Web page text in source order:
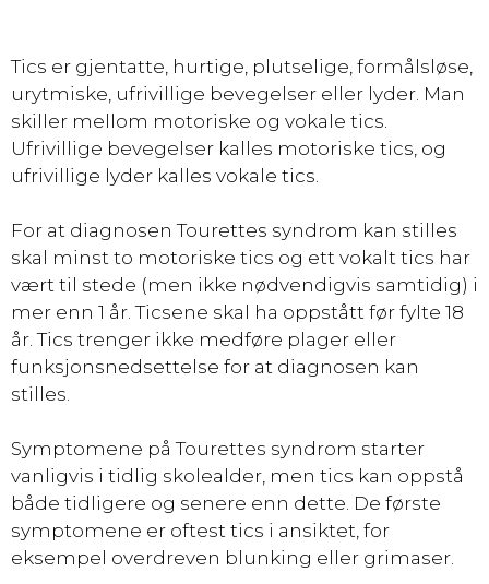
Tics er gjentatte, hurtige, plutselige, formålsløse,
urytmiske, ufrivillige bevegelser eller lyder. Man
skiller mellom motoriske og vokale tics.
Ufrivillige bevegelser kalles motoriske tics, og
ufrivillige lyder kalles vokale tics.
For at diagnosen Tourettes syndrom kan stilles
skal minst to motoriske tics og ett vokalt tics har
vært til stede (men ikke nødvendigvis samtidig) i
mer enn 1 år. Ticsene skal ha oppstått før fylte 18
år. Tics trenger ikke medføre plager eller
funksjonsnedsettelse for at diagnosen kan
stilles.
Symptomene på Tourettes syndrom starter
vanligvis i tidlig skolealder, men tics kan oppstå
både tidligere og senere enn dette. De første
symptomene er oftest tics i ansiktet, for
eksempel overdreven blunking eller grimaser.